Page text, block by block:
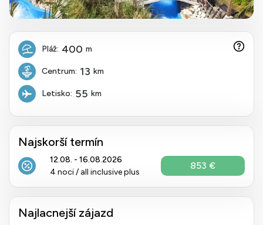
Pláž: 400 m
Centrum: 13 km
Letisko: 55 km
Najskorší termín
12.08. - 16.08.2026
4 noci / all inclusive plus
853 €
Najlacnejší zájazd